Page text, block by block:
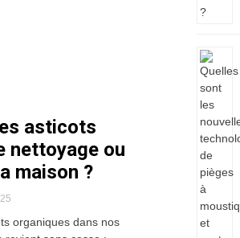
asticots
nettoyage ou
maison ?
organiques dans nos